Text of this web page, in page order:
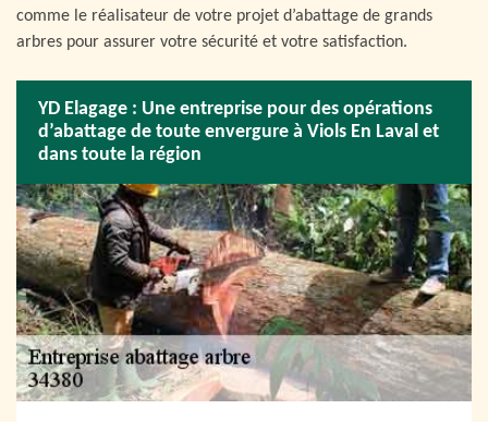
comme le réalisateur de votre projet d’abattage de grands
arbres pour assurer votre sécurité et votre satisfaction.
YD Elagage : Une entreprise pour des opérations
d’abattage de toute envergure à Viols En Laval et
dans toute la région